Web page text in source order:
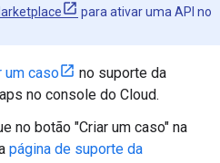
para ativar uma API no
um caso
no suporte da
no console do Cloud.
no botão "Criar um caso" na
página de suporte da